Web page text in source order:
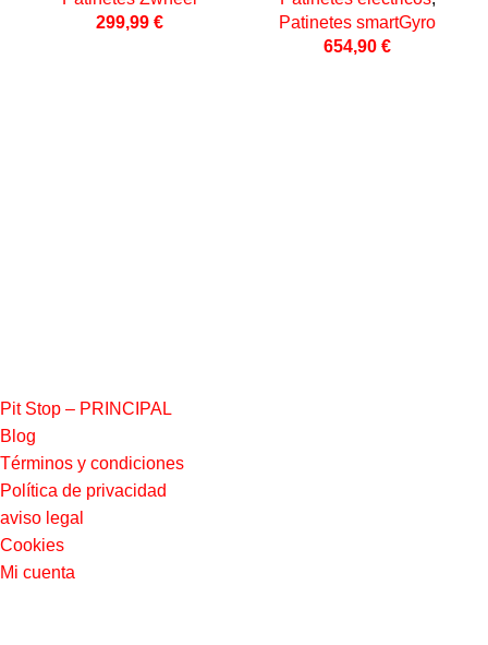
299,99€
Patinetes smartGyro
654,90€
Pit Stop – PRINCIPAL
Blog
Términos y condiciones
Política de privacidad
aviso legal
Cookies
Mi cuenta